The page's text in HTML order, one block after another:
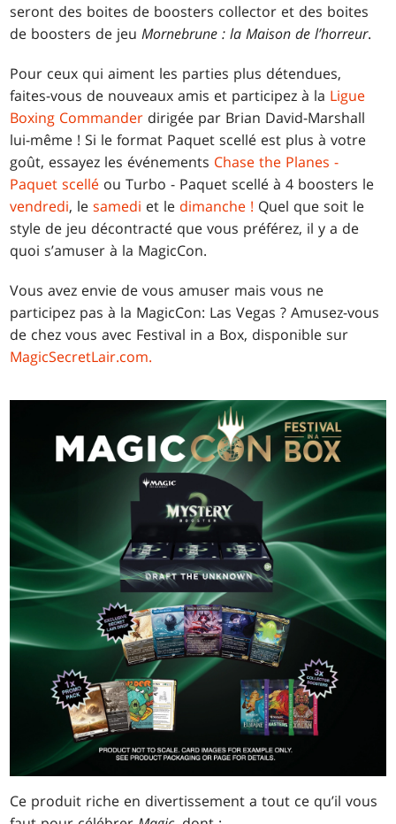
seront des boites de boosters collector et des boites
de boosters de jeuMornebrune : la Maison de l’horreur.
Pour ceux qui aiment les parties plus détendues,
faites-vous de nouveaux amis et participez à la Ligue
Boxing Commander dirigée par Brian David-Marshall
lui-même ! Si le format Paquet scellé est plus à votre
goût, essayez les événements Chase the Planes -
Paquet scellé ou Turbo - Paquet scellé à 4 boosters le
vendredi, lesamedi et le dimanche ! Quel que soit le
style de jeu décontracté que vous préférez, il y a de
quoi s’amuser à la MagicCon.
Vous avez envie de vous amuser mais vous ne
participez pas à la MagicCon: Las Vegas ? Amusez-vous
de chez vous avec Festival in a Box, disponible sur
MagicSecretLair.com.
Ce produit riche en divertissement a tout ce qu’il vous